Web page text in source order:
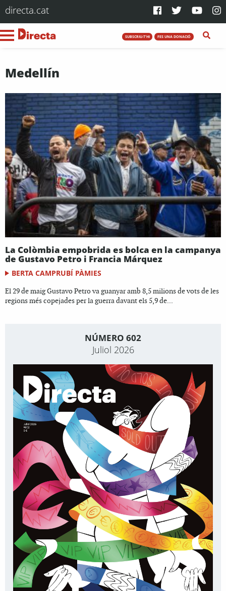
directa.cat
SUBSCRIU-T'HI FES UNA DONACIÓ
Medellín
La Colòmbia empobrida es bolca en la campanya
de Gustavo Petro i Francia Márquez
BERTA CAMPRUBÍ PÀMIES
El 29 de maig Gustavo Petro va guanyar amb 8,5 milions de vots de les
regions més copejades per la guerra davant els 5,9 de...
NÚMERO 602
Juliol 2026